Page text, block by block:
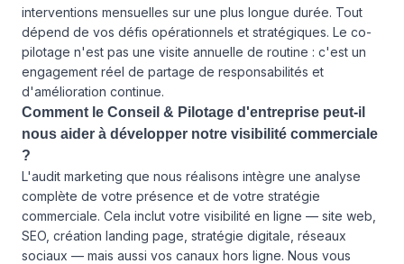
interventions mensuelles sur une plus longue durée. Tout
dépend de vos défis opérationnels et stratégiques. Le co-
pilotage n'est pas une visite annuelle de routine : c'est un
engagement réel de partage de responsabilités et
d'amélioration continue.
Comment le Conseil & Pilotage d'entreprise peut-il
nous aider à développer notre visibilité commerciale
?
L'audit marketing que nous réalisons intègre une analyse
complète de votre présence et de votre stratégie
commerciale. Cela inclut votre visibilité en ligne — site web,
SEO, création landing page, stratégie digitale, réseaux
sociaux — mais aussi vos canaux hors ligne. Nous vous